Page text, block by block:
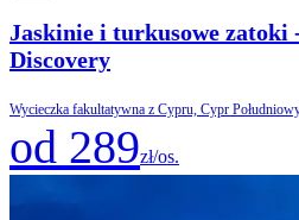
Jaskinie i turkusowe zatoki
Discovery
Wycieczka fakultatywna z Cypru, Cypr
od 289zł/os.